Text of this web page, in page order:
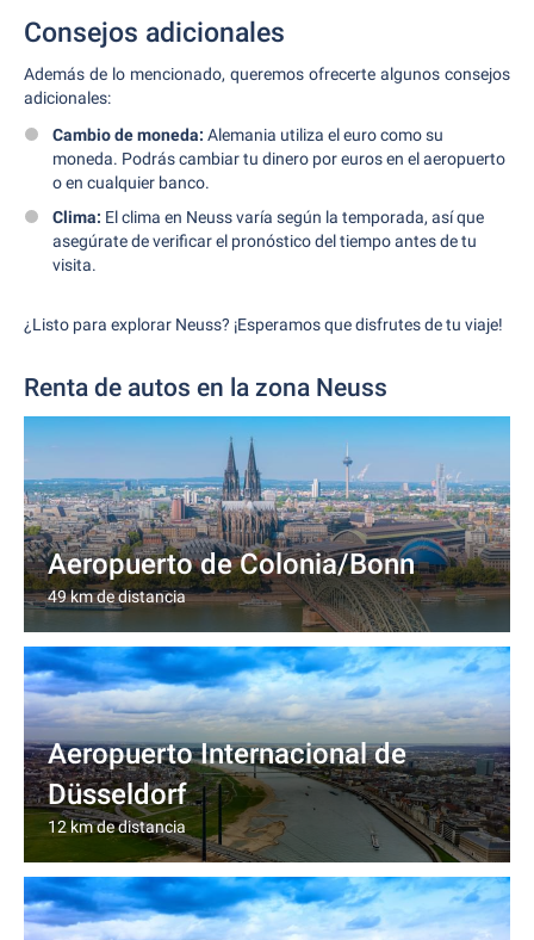
Consejos adicionales
Además de lo mencionado, queremos ofrecerte algunos consejos
adicionales:
Cambio de moneda: Alemania utiliza el euro como su
moneda. Podrás cambiar tu dinero por euros en el aeropuerto
o en cualquier banco.
Clima: El clima en Neuss varía según la temporada, así que
asegúrate de verificar el pronóstico del tiempo antes de tu
visita.
¿Listo para explorar Neuss? ¡Esperamos que disfrutes de tu viaje!
Renta de autos en la zona Neuss
Aeropuerto de Colonia/Bonn
49 km de distancia
Aeropuerto Internacional de
Düsseldorf
12 km de distancia